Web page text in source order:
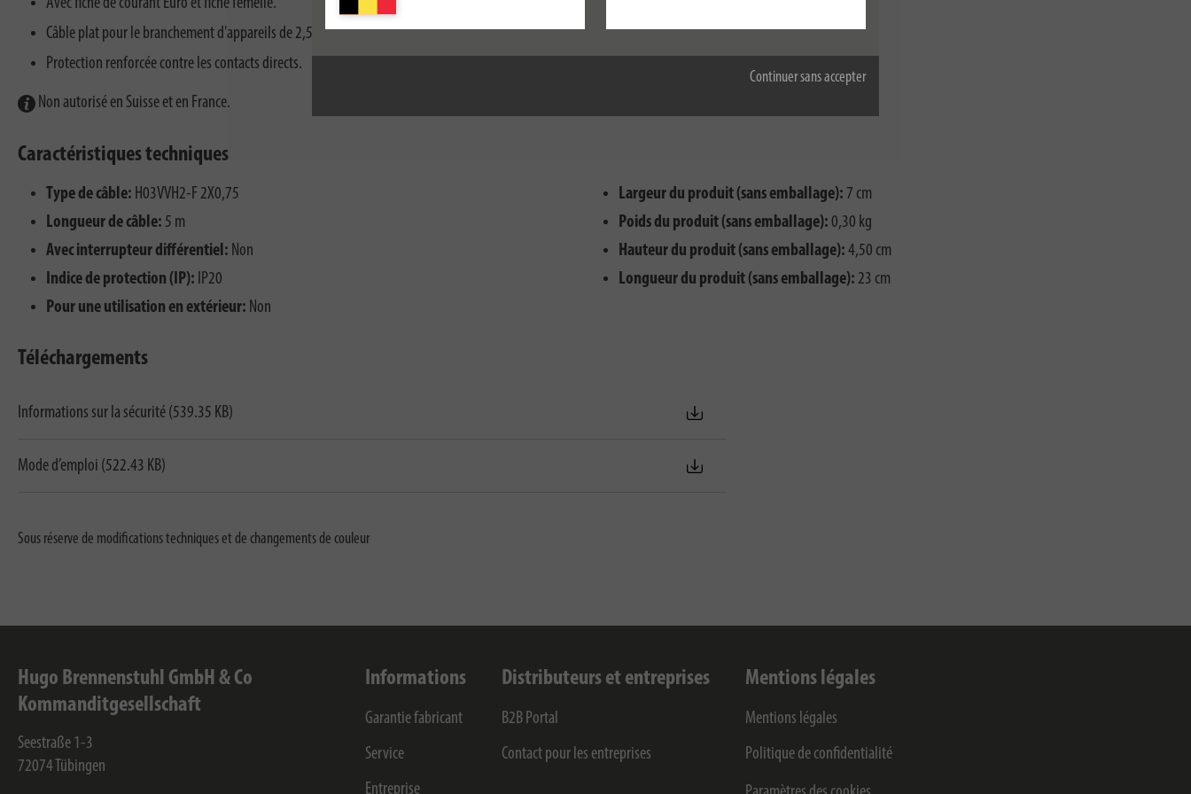
Accepter tout
Continuer sans accepter
Avec fiche de courant Euro et fiche femelle.
Câble plat pour le branchement d'appareils de 2,5 A maximum.
Protection renforcée contre les contacts directs.
Non autorisé en Suisse et en France.
Caractéristiques techniques
Type de câble: H03VVH2-F 2X0,75
Longueur de câble: 5 m
Avec interrupteur différentiel: Non
Indice de protection (IP): IP20
Pour une utilisation en extérieur: Non
Largeur du produit (sans emballage): 7 cm
Poids du produit (sans emballage): 0,30 kg
Hauteur du produit (sans emballage): 4,50 cm
Longueur du produit (sans emballage): 23 cm
Téléchargements
Informations sur la sécurité (539.35 KB)
Mode d’emploi (522.43 KB)
Sous réserve de modifications techniques et de changements de couleur
Hugo Brennenstuhl GmbH & Co
Kommanditgesellschaft
Seestraße 1-3
72074 Tübingen
Informations
Garantie fabricant
Service
Entreprise
Distributeurs et entreprises
B2B Portal
Contact pour les entreprises
Mentions légales
Mentions légales
Politique de confidentialité